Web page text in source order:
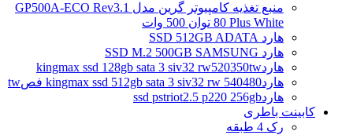
منبع تغذیه کامپیوتر گرین مدل GP500A-ECO Rev3.1
80 Plus White توان 500 وات
هارد SSD 512GB ADATA
هارد SSD M.2 500GB SAMSUNG
هاردkingmax ssd 128gb sata 3 siv32 rw520350tw
هاردkingmax ssd 512gb sata 3 siv32 rw 540480 فصtw
هاردssd pstriot2.5 p220 256gb
کابینت باطری
رک 4 طبقه